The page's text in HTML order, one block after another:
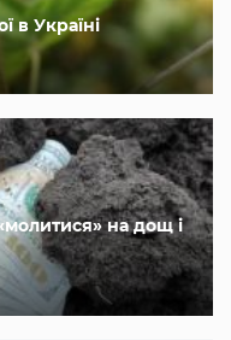
в Україні
на дощ і